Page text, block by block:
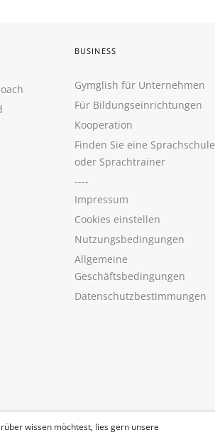
wissen möchtest, lies gern unsere
BUSINESS
Gymglish für Unternehmen
Für Bildungseinrichtungen
Kooperation
Finden Sie eine Sprachschule
oder Sprachtrainer
----
Impressum
Cookies einstellen
Nutzungsbedingungen
Allgemeine
Geschäftsbedingungen
Datenschutzbestimmungen